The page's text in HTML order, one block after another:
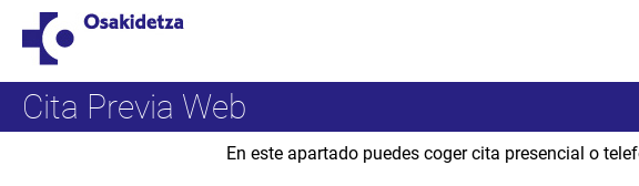
Cita Previa Web
En este apartado puedes coger cita presencial o